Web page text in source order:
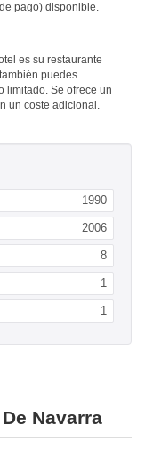
pago) disponible.
es su restaurante
puedes
limitado. Se ofrece un
un coste adicional.
1990
2006
8
1
1
Navarra